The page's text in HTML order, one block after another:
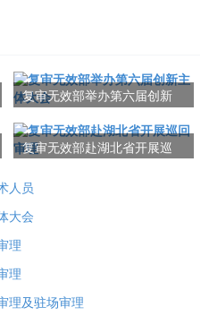
复审无效部举办第六届创新
复审无效部赴湖北省开展巡
人员
大会
理
理
理及驻场审理